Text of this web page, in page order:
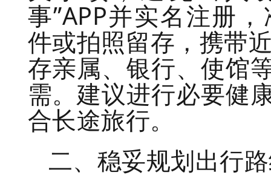
事”APP并实名注册
件或拍照留存，携带
存亲属、银行、使馆
需。建议进行必要健
合长途旅行。
二、稳妥规划出行